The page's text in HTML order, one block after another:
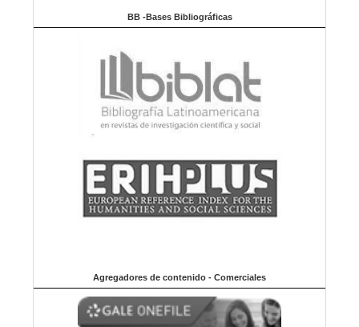
BB -Bases Bibliográficas
Agregadores de contenido - Comerciales